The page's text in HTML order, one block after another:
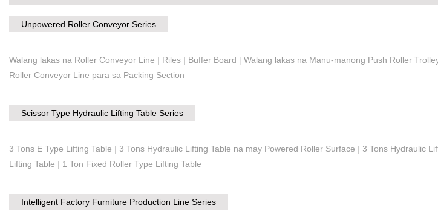
Unpowered Roller Conveyor Series
Walang lakas na Roller Conveyor Line | Riles | Buffer Board | Walang lakas na Manu-manong Push Roller
Roller Conveyor Line para sa Packing Section
Scissor Type Hydraulic Lifting Table Series
3 Tons E Type Lifting Table | 3 Tons Hydraulic Lifting Table na may Powered Roller Surface | 3 Tons Hydraulic
Lifting Table | 1 Ton Fixed Roller Type Lifting Table
Intelligent Factory Furniture Production Line Series